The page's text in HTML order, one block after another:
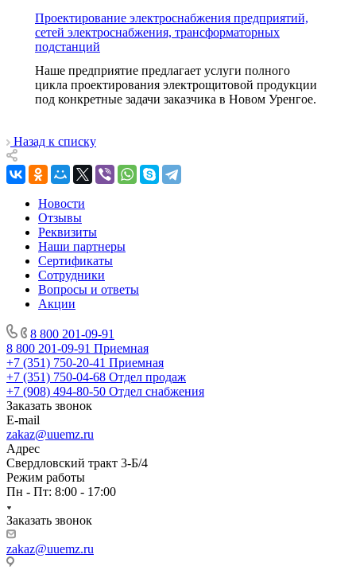
Проектирование электроснабжения предприятий,
сетей электроснабжения, трансформаторных
подстанций
Наше предприятие предлагает услуги полного
цикла проектирования электрощитовой продукции
под конкретные задачи заказчика в Новом Уренгое.
Назад к списку
Новости
Отзывы
Реквизиты
Наши партнеры
Сертификаты
Сотрудники
Вопросы и ответы
Акции
8 800 201-09-91
8 800 201-09-91 Приемная
+7 (351) 750-20-41 Приемная
+7 (351) 750-04-68 Отдел продаж
+7 (908) 494-80-50 Отдел снабжения
Заказать звонок
E-mail
zakaz@uuemz.ru
Адрес
Свердловский тракт 3-Б/4
Режим работы
Пн - Пт: 8:00 - 17:00
Заказать звонок
zakaz@uuemz.ru